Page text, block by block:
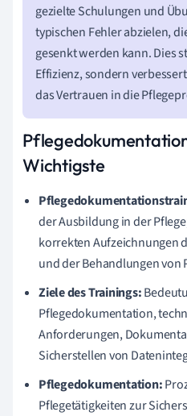
gezielte Schulungen und
typischen Fehler abzielen,
gesenkt werden kann. Dies
Effizienz, sondern
das Vertrauen in die
Wichtigste
der Ausbildung in der
korrekten Aufzeichnungen
und der Behandlungen von
Ziele des Trainings:
Pflegedokumentation,
Anforderungen,
Sicherstellen von
Pflegedokumentation:
Pflegetätigkeiten zur